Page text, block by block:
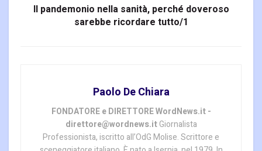
Il pandemonio nella sanità, perché doveroso
sarebbe ricordare tutto/1
Paolo De Chiara
FONDATORE e DIRETTORE WordNews.it -
direttore@wordnews.itGiornalista
Professionista, iscritto all’OdG Molise. Scrittore e